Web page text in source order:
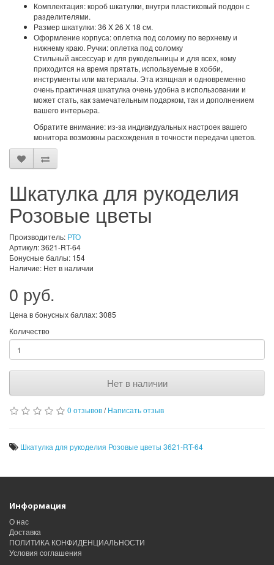
Комплектация: короб шкатулки, внутри пластиковый поддон с
разделителями.
Размер шкатулки: 36 X 26 X 18 см.
Оформление корпуса: оплетка под соломку по верхнему и
нижнему краю. Ручки: оплетка под соломку
Стильный аксессуар и для рукодельницы и для всех, кому
приходится на время прятать, используемые в хобби,
инструменты или материалы. Эта изящная и одновременно
очень практичная шкатулка очень удобна в использовании и
может стать, как замечательным подарком, так и дополнением
вашего интерьера.
Обратите внимание: из-за индивидуальных настроек вашего
монитора возможны расхождения в точности передачи цветов.
Шкатулка для рукоделия
Розовые цветы
Производитель: РТО
Артикул: 3621-RT-64
Бонусные баллы: 154
Наличие: Нет в наличии
0 руб.
Цена в бонусных баллах: 3085
Количество
Нет в наличии
0 отзывов/Написать отзыв
Шкатулка для рукоделия Розовые цветы 3621-RT-64
Информация
О нас
Доставка
ПОЛИТИКА КОНФИДЕНЦИАЛЬНОСТИ
Условия соглашения